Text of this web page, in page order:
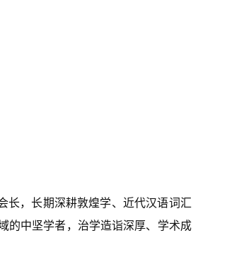
长，长期深耕敦煌学、近代汉语词汇
的中坚学者，治学造诣深厚、学术成